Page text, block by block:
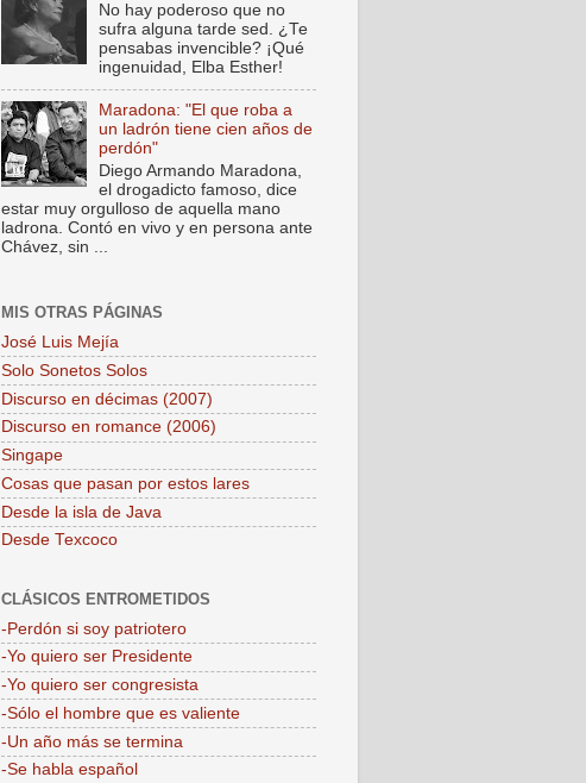
No hay poderoso que no
sufra alguna tarde sed. ¿Te
pensabas invencible? ¡Qué
ingenuidad, Elba Esther!
Maradona: "El que roba a
un ladrón tiene cien años de
perdón"
Diego Armando Maradona,
el drogadicto famoso, dice
estar muy orgulloso de aquella mano
ladrona. Contó en vivo y en persona ante
Chávez, sin ...
MIS OTRAS PÁGINAS
José Luis Mejía
Solo Sonetos Solos
Discurso en décimas (2007)
Discurso en romance (2006)
Singape
Cosas que pasan por estos lares
Desde la isla de Java
Desde Texcoco
CLÁSICOS ENTROMETIDOS
-Perdón si soy patriotero
-Yo quiero ser Presidente
-Yo quiero ser congresista
-Sólo el hombre que es valiente
-Un año más se termina
-Se habla español